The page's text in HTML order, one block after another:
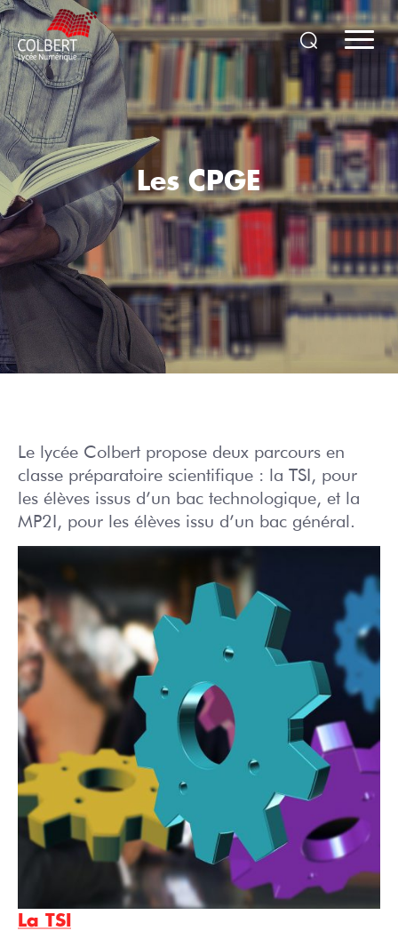
Les CPGE
Le lycée Colbert propose deux parcours en
classe préparatoire scientifique : la TSI, pour
les élèves issus d’un bac technologique, et la
MP2I, pour les élèves issu d’un bac général.
La TSI